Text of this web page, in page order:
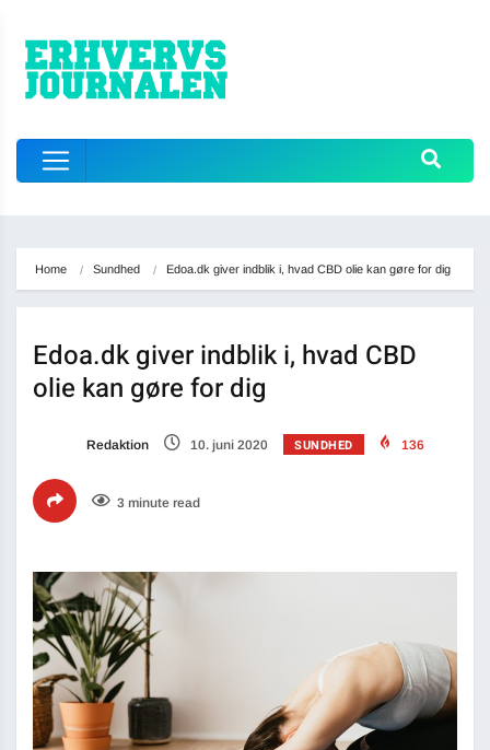
Home Sundhed Edoa.dk giver indblik i, hvad CBD olie kan gøre for dig
Edoa.dk giver indblik i, hvad CBD
olie kan gøre for dig
Redaktion 10. juni 2020 SUNDHED 136
3 minute read